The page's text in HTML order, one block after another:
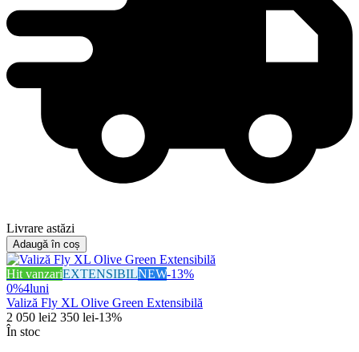
Livrare astăzi
Adaugă în coș
Hit vanzariEXTENSIBILNEW-13%
0%4luni
Valiză Fly XL Olive Green Extensibilă
2 050 lei2 350 lei-13%
În stoc